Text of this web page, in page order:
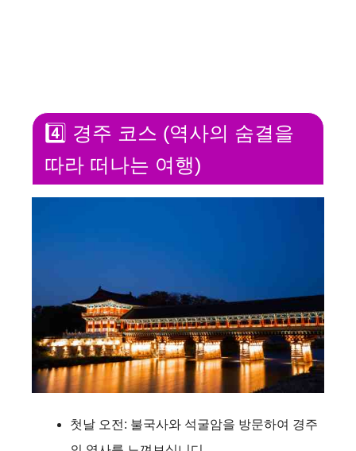
4️⃣ 경주 코스 (역사의 숨결을
따라 떠나는 여행)
첫날 오전: 불국사와 석굴암을 방문하여 경주